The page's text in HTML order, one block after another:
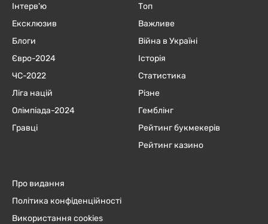
Інтерв'ю
Ексклюзив
Блоги
Євро-2024
ЧC-2022
Ліга націй
Олімпіада-2024
Гравці
Топ
Важливе
Війна в Україні
Історія
Статистика
Різне
Гемблінг
Рейтинг букмекерів
Рейтинг казино
Про видання
Політика конфіденційності
Використання cookies